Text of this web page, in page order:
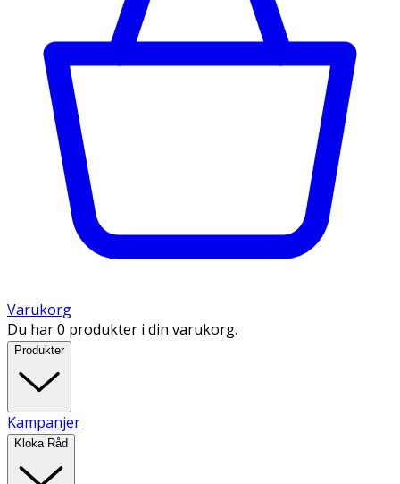
Varukorg
Du har 0 produkter i din varukorg.
Produkter
Kampanjer
Kloka Råd